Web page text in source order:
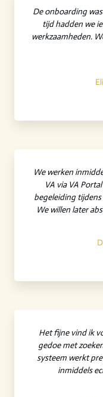
De onboarding
tijd hadden we
werkzaamheden.
We werken
VA via VA
begeleiding
We willen later
Het fijne vind ik
gedoe met
systeem werkt
inmiddels